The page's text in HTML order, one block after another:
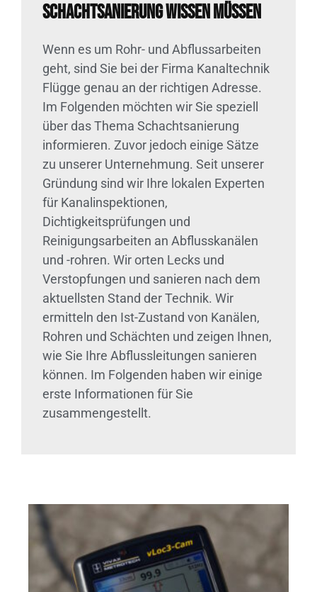
Schachtsanierung wissen müssen
Wenn es um Rohr- und Abflussarbeiten
geht, sind Sie bei der Firma Kanaltechnik
Flügge genau an der richtigen Adresse.
Im Folgenden möchten wir Sie speziell
über das Thema Schachtsanierung
informieren. Zuvor jedoch einige Sätze
zu unserer Unternehmung. Seit unserer
Gründung sind wir Ihre lokalen Experten
für Kanalinspektionen,
Dichtigkeitsprüfungen und
Reinigungsarbeiten an Abflusskanälen
und -rohren. Wir orten Lecks und
Verstopfungen und sanieren nach dem
aktuellsten Stand der Technik. Wir
ermitteln den Ist-Zustand von Kanälen,
Rohren und Schächten und zeigen Ihnen,
wie Sie Ihre Abflussleitungen sanieren
können. Im Folgenden haben wir einige
erste Informationen für Sie
zusammengestellt.